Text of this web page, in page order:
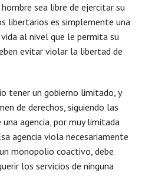
sea libre de ejercitar su
libertarios es simplemente una
al nivel que le permita su
evitar violar la libertad de
tener un gobierno limitado, y
de derechos, siguiendo las
agencia, por muy limitada
agencia viola necesariamente
monopolio coactivo, debe
los servicios de ninguna